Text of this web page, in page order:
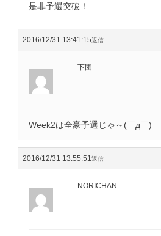
是非予選突破！
2016/12/31 13:41:15返信
下団
Week2は全豪予選じゃ～(￣д￣)
2016/12/31 13:55:51返信
NORICHAN